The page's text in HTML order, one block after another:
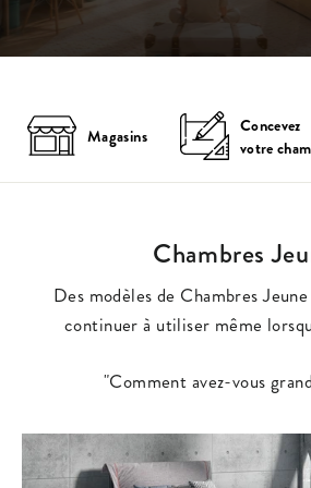
Magasins
Concevez
votre
Chambres
Des modèles de Chambres
continuer à utiliser même
"Comment avez-vous